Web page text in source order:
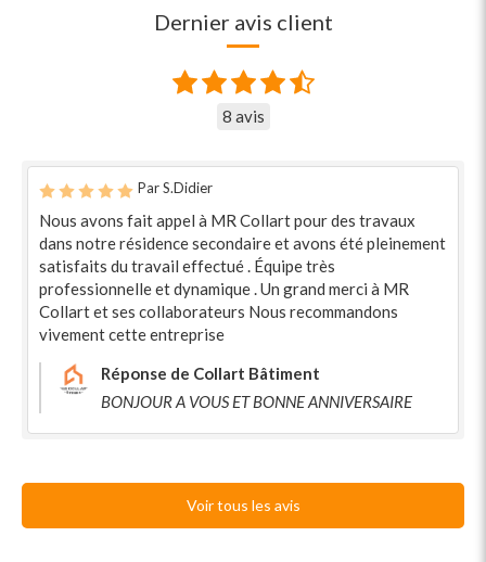
Dernier avis client
8 avis
Par S.Didier
Nous avons fait appel à MR Collart pour des travaux
dans notre résidence secondaire et avons été pleinement
satisfaits du travail effectué . Équipe très
professionnelle et dynamique . Un grand merci à MR
Collart et ses collaborateurs Nous recommandons
vivement cette entreprise
Réponse de Collart Bâtiment
BONJOUR A VOUS ET BONNE ANNIVERSAIRE
Voir tous les avis